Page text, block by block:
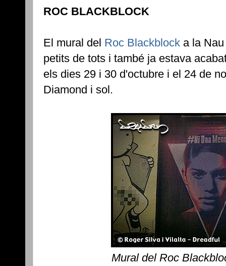
ROC BLACKBLOCK
El mural del Roc Blackblock a la
petits de tots i també ja estava
els dies 29 i 30 d'octubre i el 24 de
Diamond i sol.
Mural del Roc